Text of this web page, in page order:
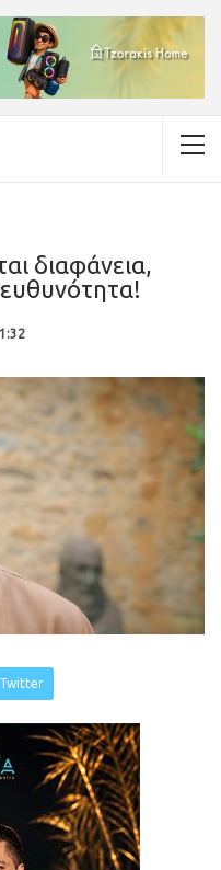
διαφάνεια,
Twitter